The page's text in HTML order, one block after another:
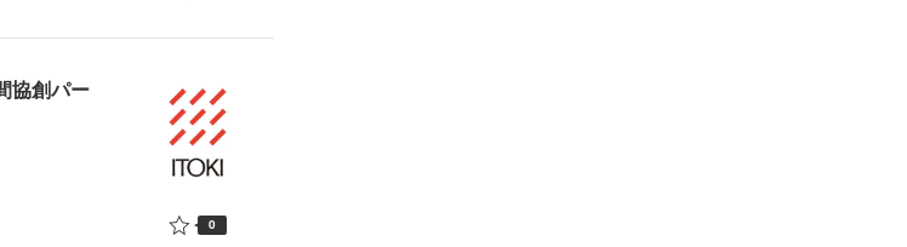
協創パー
0